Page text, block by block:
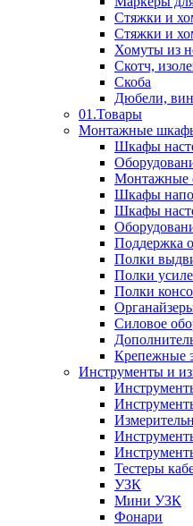
Стяжки и
Стяжки и
Хомуты из
Скотч,
Скоба
Дюбели,
01.Товары
Монтажные
Шкафы
Монтажные
Шкафы
Шкафы
Поддержка
Полки
Полки
Полки
Силовое
Крепежные
Инструменты и
Тестеры
УЗК
Мини УЗК
Фонари